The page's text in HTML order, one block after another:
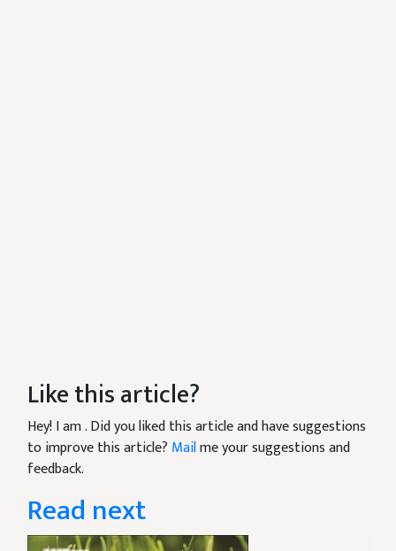
Like this article?
Hey! I am. Did you liked this article and have suggestions
to improve this article? Mailme your suggestions and
feedback.
Read next